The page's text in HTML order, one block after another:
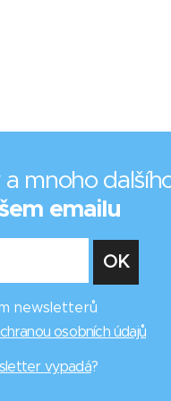
mnoho
emailu
newsletterů
osobních údajů
vypadá?